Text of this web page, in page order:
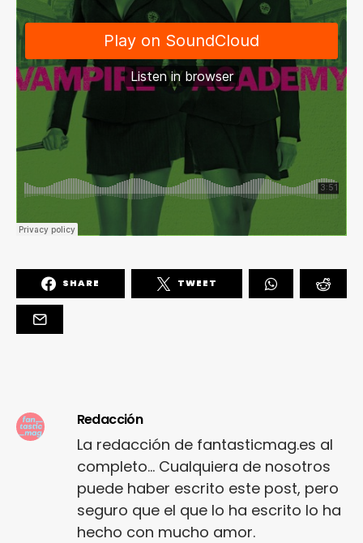
SHARE TWEET
Redacción
La redacción de fantasticmag.es al
completo... Cualquiera de nosotros
puede haber escrito este post, pero
seguro que el que lo ha escrito lo ha
hecho con mucho amor.